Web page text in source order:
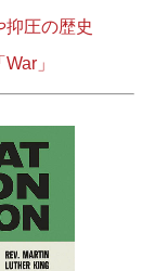
抑圧の歴史
」